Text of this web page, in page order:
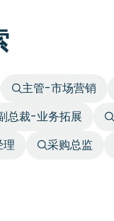
主管-市场营销
总裁-业务拓展
理 采购总监